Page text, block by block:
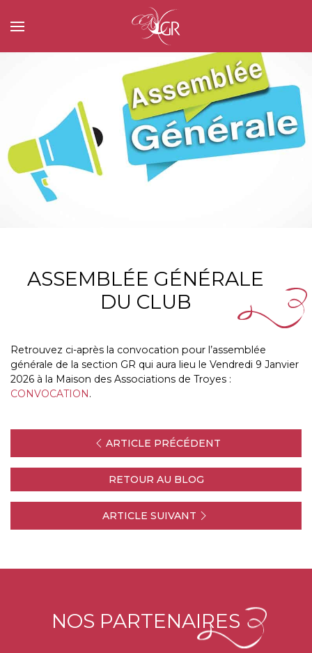
ASSEMBLÉE GÉNÉRALE
DU CLUB
Retrouvez ci-après la convocation pour l’assemblée
générale de la section GR qui aura lieu le Vendredi 9 Janvier
2026 à la Maison des Associations de Troyes :
CONVOCATION.
ARTICLE PRÉCÉDENT
RETOUR AU BLOG
ARTICLE SUIVANT
NOS PARTENAIRES